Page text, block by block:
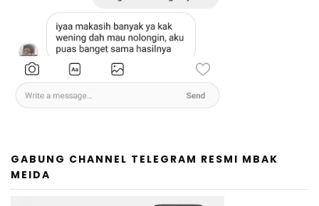
GABUNG CHANNEL TELEGRAM RESMI MBAK
MEIDA